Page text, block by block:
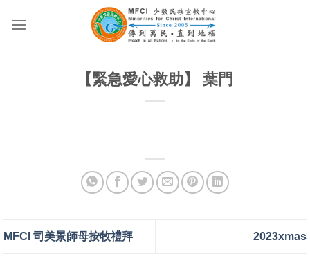
【緊急愛心救助】 葉門
MFCI 司美景師母按牧禮拜 2023xmas